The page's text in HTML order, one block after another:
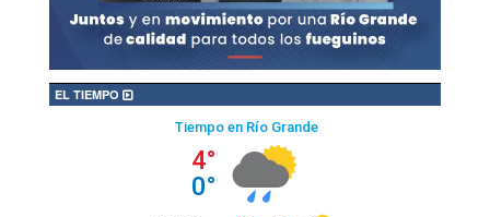
EL TIEMPO